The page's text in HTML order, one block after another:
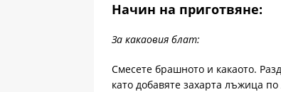
Начин на приготвяне:
За какаовия блат:
Смесете брашното и какаото.
като добавяте захарта лъжица